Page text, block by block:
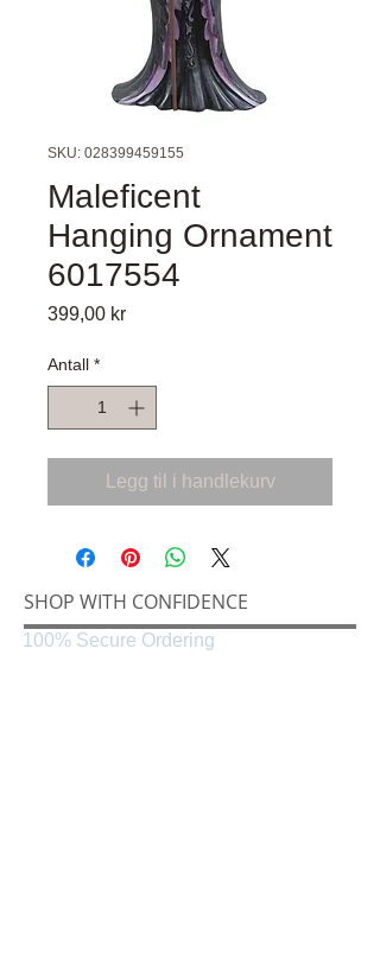
SKU: 028399459155
Maleficent
Hanging Ornament
6017554
399,00 krPris
Antall *
Legg til i handlekurv
SHOP WITH CONFIDENCE
100% Secure Ordering